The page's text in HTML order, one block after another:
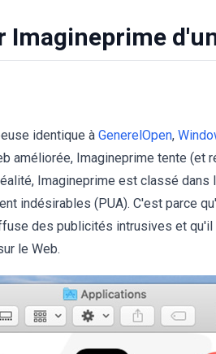
identique à GenerelOpen,
améliorée, Imagineprime tente
Imagineprime est classé
indésirables (PUA). C'est parce
des publicités intrusives et
le Web.